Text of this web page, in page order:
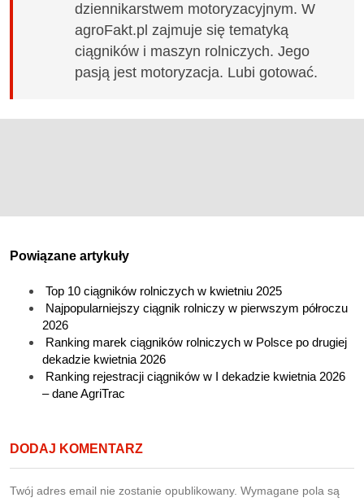
dziennikarstwem motoryzacyjnym. W
agroFakt.pl zajmuje się tematyką
ciągników i maszyn rolniczych. Jego
pasją jest motoryzacja. Lubi gotować.
Powiązane artykuły
Top 10 ciągników rolniczych w kwietniu 2025
Najpopularniejszy ciągnik rolniczy w pierwszym półroczu
2026
Ranking marek ciągników rolniczych w Polsce po drugiej
dekadzie kwietnia 2026
Ranking rejestracji ciągników w I dekadzie kwietnia 2026
– dane AgriTrac
DODAJ KOMENTARZ
Twój adres email nie zostanie opublikowany. Wymagane pola są